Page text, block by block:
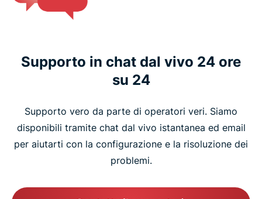
Supporto in chat dal vivo 24 ore
su 24
Supporto vero da parte di operatori veri. Siamo
disponibili tramite chat dal vivo istantanea ed email
per aiutarti con la configurazione e la risoluzione dei
problemi.